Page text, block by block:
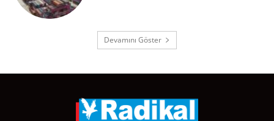
Devamını Göster